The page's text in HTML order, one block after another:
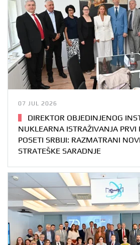
07 JUL 2026
DIREKTOR OBJEDINJENOG
NUKLEARNA ISTRAŽIVANJA PRVI
POSETI SRBIJI: RAZMATRANI
STRATEŠKE SARADNJE